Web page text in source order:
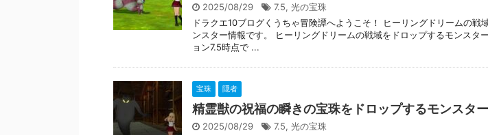
2025/08/29 7.5, 光の宝珠
ドラクエ10ブログくうちゃ冒険譚へようこそ！ ヒーリングドリームの戦
ンスター情報です。 ヒーリングドリームの戦域をドロップするモンスタ
ョン7.5時点で ...
宝珠 隠者
精霊獣の祝福の瞬きの宝珠をドロップするモンスタ
2025/08/29 7.5, 光の宝珠